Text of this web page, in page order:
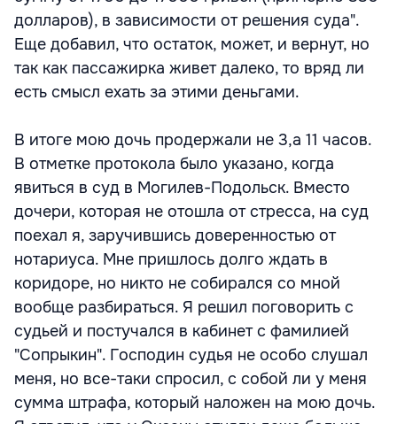
долларов), в зависимости от решения суда".
Еще добавил, что остаток, может, и вернут, но
так как пассажирка живет далеко, то вряд ли
есть смысл ехать за этими деньгами.
В итоге мою дочь продержали не 3,а 11 часов.
В отметке протокола было указано, когда
явиться в суд в Могилев-Подольск. Вместо
дочери, которая не отошла от стресса, на суд
поехал я, заручившись доверенностью от
нотариуса. Мне пришлось долго ждать в
коридоре, но никто не собирался со мной
вообще разбираться. Я решил поговорить с
судьей и постучался в кабинет с фамилией
"Сопрыкин". Господин судья не особо слушал
меня, но все-таки спросил, с собой ли у меня
сумма штрафа, который наложен на мою дочь.